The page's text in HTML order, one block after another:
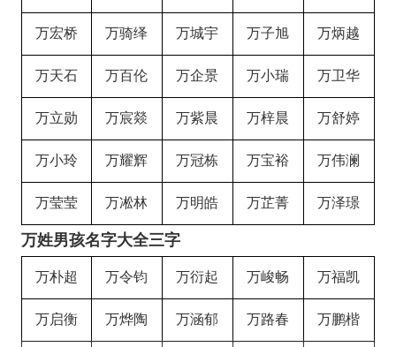
万宏桥 万骑绎 万城宇 万子旭 万炳越
万天石 万百伦 万企景 万小瑞 万卫华
万立勋 万宸燚 万紫晨 万梓晨 万舒婷
万小玲 万耀辉 万冠栋 万宝裕 万伟澜
万莹莹 万凇林 万明皓 万芷菁 万泽璟
万姓男孩名字大全三字
万朴超 万令钧 万衍起 万峻畅 万福凯
万启衡 万烨陶 万涵郁 万路春 万鹏楷